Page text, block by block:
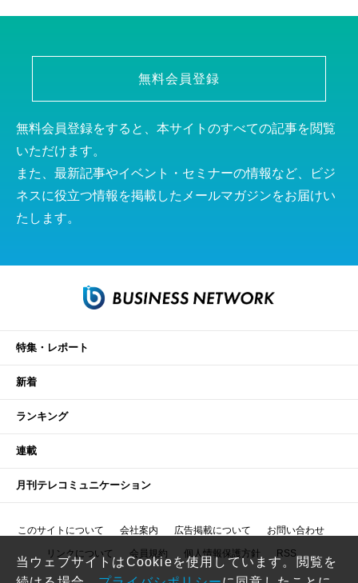
無料会員登録
無料会員登録をすると、本サイトのすべての記事を閲覧
いただけます。
また、最新記事やイベント・セミナーの情報など、ビジ
ネスに役立つ情報を掲載したメールマガジンをお届けい
たします。
特集・レポート
新着
ランキング
連載
月刊テレコミュニケーション
このサイトについて 会社案内 広告掲載について お問い合わせ
リンクについて 会員規約 個人情報保護方針 RSS
当ウェブサイトはCookieを使用しています。閲覧を